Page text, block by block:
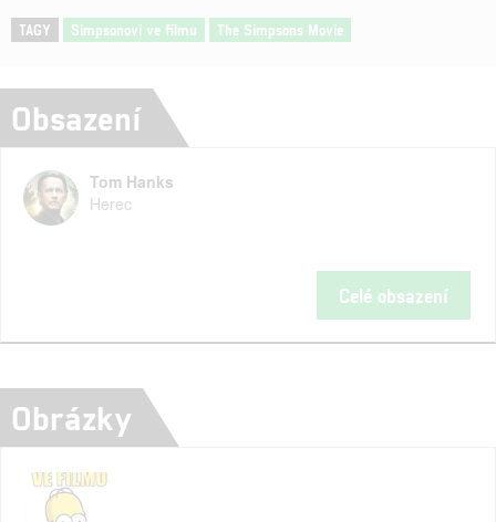
TAGY Simpsonovi ve filmu The Simpsons Movie
Obsazení
Tom Hanks
Herec
Celé obsazení
Obrázky